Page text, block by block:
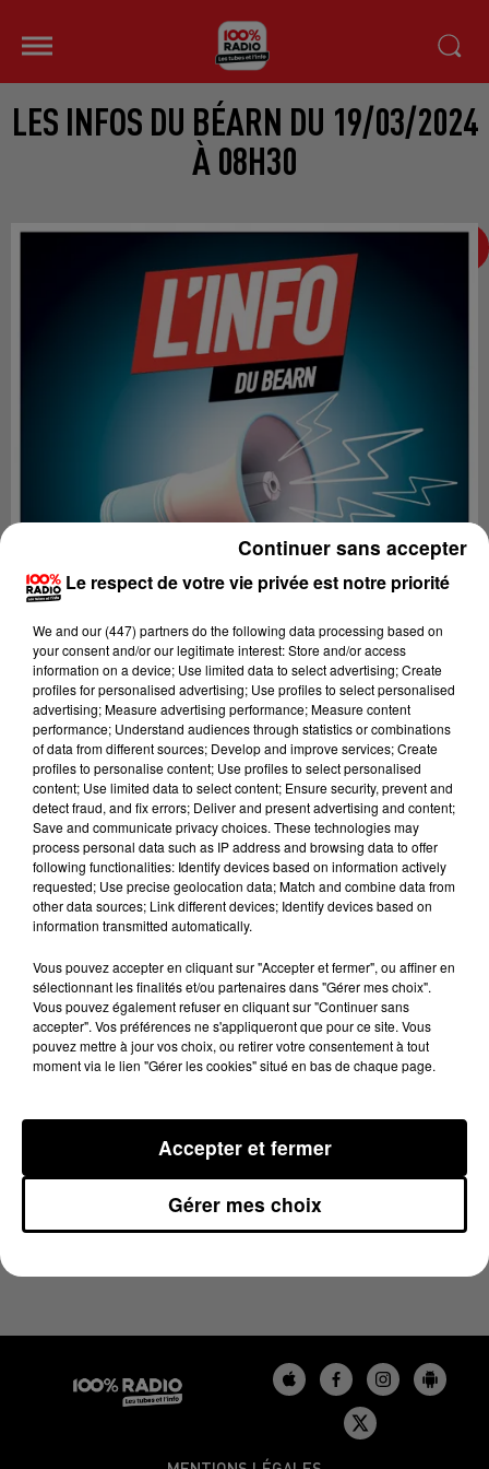
LES INFOS DU BÉARN DU 19/03/2024
À 08H30
Lecture (4 min 9 sec)
100%
19 mars 2024 - 4 min 9 sec
LES INFOS DU BÉARN DU 19/03/2024 À 08H30
Le respect de votre vie privée est notre priorité
We and our (447) partnersdo the following data processing based on
your consent and/or our legitimate interest: Store and/or access
information on a device; Use limited data to select advertising; Create
profiles for personalised advertising; Use profiles to select personalised
advertising; Measure advertising performance; Measure content
performance; Understand audiences through statistics or combinations
of data from different sources; Develop and improve services; Create
profiles to personalise content; Use profiles to select personalised
content; Use limited data to select content; Ensure security, prevent and
detect fraud, and fix errors; Deliver and present advertising and content;
Save and communicate privacy choices. These technologies may
process personal data such as IP address and browsing data to offer
following functionalities: Identify devices based on information actively
requested; Use precise geolocation data; Match and combine data from
other data sources; Link different devices; Identify devices based on
information transmitted automatically.
Vous pouvez accepter en cliquant sur "Accepter et fermer", ou affiner en
sélectionnant les finalités et/ou partenaires dans "Gérer mes choix".
Vous pouvez également refuser en cliquant sur "Continuer sans
accepter". Vos préférences ne s'appliqueront que pour ce site. Vous
pouvez mettre à jour vos choix, ou retirer votre consentement à tout
moment via le lien "Gérer les cookies" situé en bas de chaque page.
Gérer mes choix
Accepter et fermer
Continuer sans accepter